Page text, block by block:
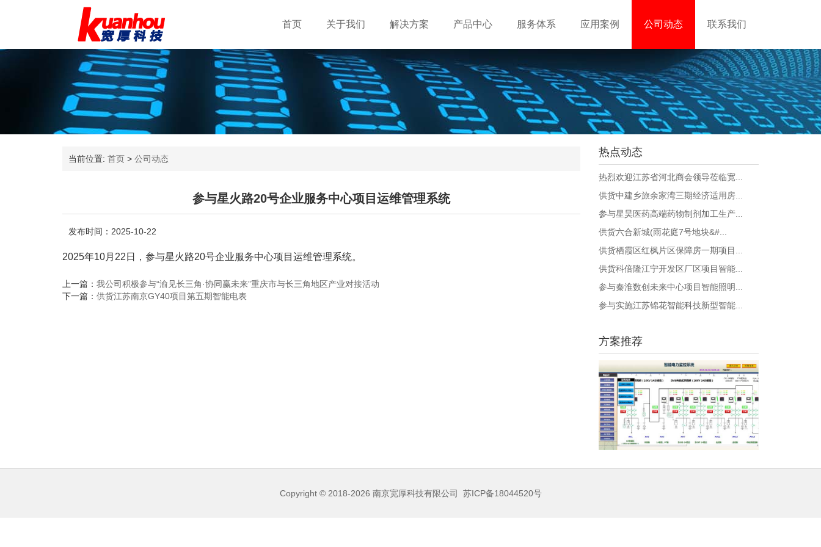
首页 关于我们 解决方案 产品中心 服务体系 应用案例 公司动态 联系我们
当前位置: 首页 > 公司动态
参与星火路20号企业服务中心项目运维管理系统
发布时间：2025-10-22
2025年10月22日，参与星火路20号企业服务中心项目运维管理系统。
上一篇： 我公司积极参与“渝见长三角·协同赢未来”重庆市与长三角地区产业对接活动
下一篇： 供货江苏南京GY40项目第五期智能电表
热点动态
热烈欢迎江苏省河北商会领导莅临宽...
供货中建乡旅余家湾三期经济适用房...
参与星昊医药高端药物制剂加工生产...
供货六合新城(雨花庭7号地块&#...
供货栖霞区红枫片区保障房一期项目...
供货科倍隆江宁开发区厂区项目智能...
参与秦淮数创未来中心项目智能照明...
参与实施江苏锦花智能科技新型智能...
方案推荐
Copyright © 2018-2026 南京宽厚科技有限公司 苏ICP备18044520号